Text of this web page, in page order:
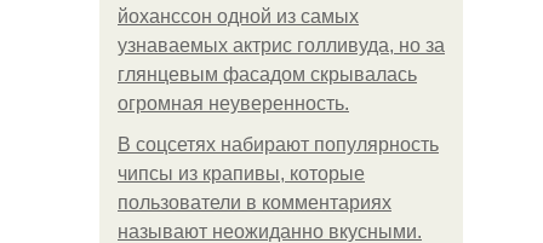
йоханссон одной из самых
узнаваемых актрис голливуда, но за
глянцевым фасадом скрывалась
огромная неуверенность.
В соцсетях набирают популярность
чипсы из крапивы, которые
пользователи в комментариях
называют неожиданно вкусными.